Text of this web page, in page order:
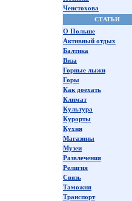
Ченстохова
СТАТЬИ
О Польше
Активный отдых
Балтика
Виза
Горные лыжи
Горы
Как доехать
Климат
Культура
Курорты
Кухня
Магазины
Музеи
Развлечения
Религия
Связь
Таможня
Транспорт